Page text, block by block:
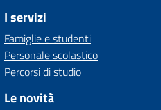
I servizi
Famiglie e studenti
Personale scolastico
Percorsi di studio
Le novità